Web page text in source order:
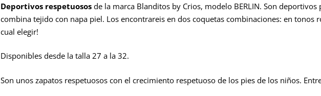
Deportivos respetuososde la marca Blanditos by Crios, modelo BERLIN. Son
combina tejido con napa piel. Los encontrareis en dos coquetas combinaciones: en tonos
cual elegir!
Disponibles desde la talla 27 a la 32.
Son unos zapatos respetuosos con el crecimiento respetuoso de los pies de los niños.